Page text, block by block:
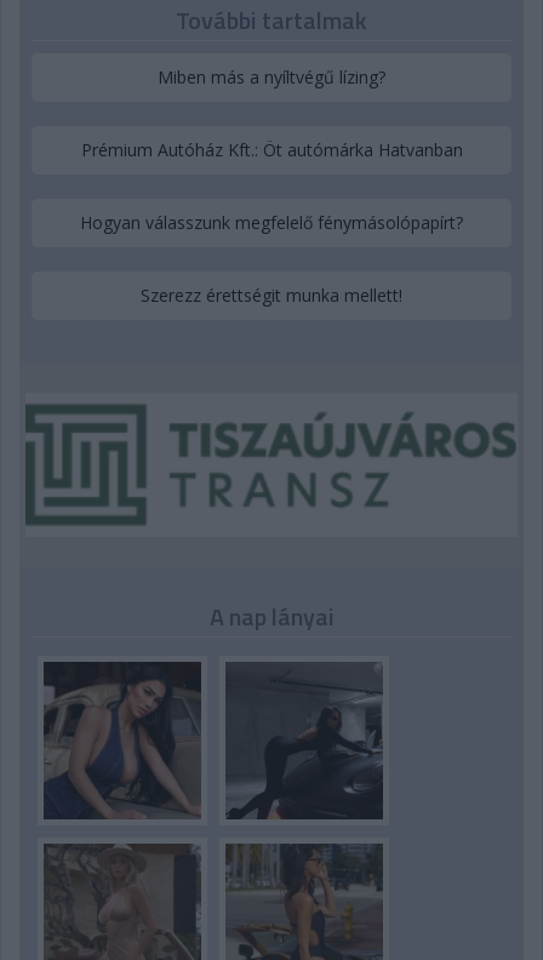
További tartalmak
Miben más a nyíltvégű lízing?
Prémium Autóház Kft.: Öt autómárka Hatvanban
Hogyan válasszunk megfelelő fénymásolópapírt?
Szerezz érettségit munka mellett!
A nap lányai